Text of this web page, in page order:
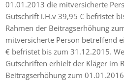
01.01.2013 die mitversicherte
Gutschrift i.H.v 39,95 € befristet
Rahmen der Beitragserhöhung
mitversicherte Person betreffend
€ befristet bis zum 31.12.2015.
Gutschriften erhielt der Kläger im
Beitragserhöhung zum